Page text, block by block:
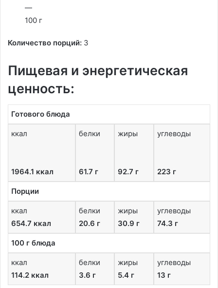
—
100 г
Количество порций: 3
Пищевая и энергетическая
ценность:
Готового блюда
ккал
1964.1 ккал
белки
61.7 г
жиры
92.7 г
углеводы
223 г
Порции
ккал
654.7 ккал
белки
20.6 г
жиры
30.9 г
углеводы
74.3 г
100 г блюда
ккал
114.2 ккал
белки
3.6 г
жиры
5.4 г
углеводы
13 г